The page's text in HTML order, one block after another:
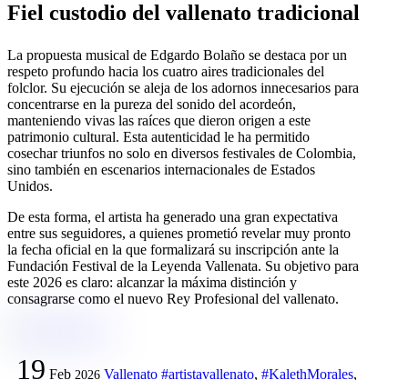
Fiel custodio del vallenato tradicional
La propuesta musical de Edgardo Bolaño se destaca por un
respeto profundo hacia los cuatro aires tradicionales del
folclor. Su ejecución se aleja de los adornos innecesarios para
concentrarse en la pureza del sonido del acordeón,
manteniendo vivas las raíces que dieron origen a este
patrimonio cultural. Esta autenticidad le ha permitido
cosechar triunfos no solo en diversos festivales de Colombia,
sino también en escenarios internacionales de Estados
Unidos.
De esta forma, el artista ha generado una gran expectativa
entre sus seguidores, a quienes prometió revelar muy pronto
la fecha oficial en la que formalizará su inscripción ante la
Fundación Festival de la Leyenda Vallenata. Su objetivo para
este 2026 es claro: alcanzar la máxima distinción y
consagrarse como el nuevo Rey Profesional del vallenato.
19 Feb 2026 Vallenato #artistavallenato, #KalethMorales,